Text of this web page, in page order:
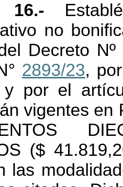
16.-
no
Decreto
2893/23,
por el
vigentes en
($
las